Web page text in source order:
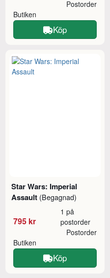
Butiken
Postorder
Köp
Star Wars: Imperial
Assault (Begagnad)
795 kr
1 på
postorder
Butiken
Postorder
Köp